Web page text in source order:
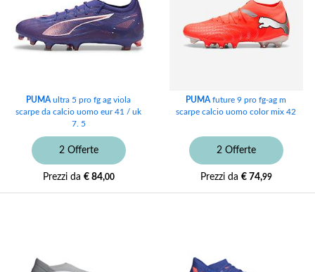
PUMA ultra 5 pro fg ag viola
scarpe da calcio uomo eur 41 / uk
7. 5
2 Offerte
Prezzi da € 84,00
PUMA future 9 pro fg-ag m
scarpe calcio uomo color mix 42
2 Offerte
Prezzi da € 74,99